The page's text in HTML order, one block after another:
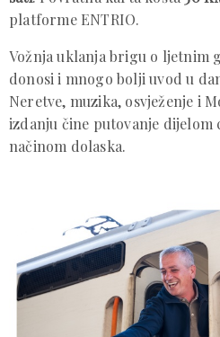
platforme ENTRIO.
Vožnja uklanja brigu o ljetnim
donosi i mnogo bolji uvod u
Neretve, muzika, osvježenje i
izdanju čine putovanje dijelom
načinom dolaska.